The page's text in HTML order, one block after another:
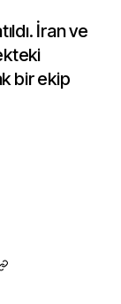
İran ve
bir ekip